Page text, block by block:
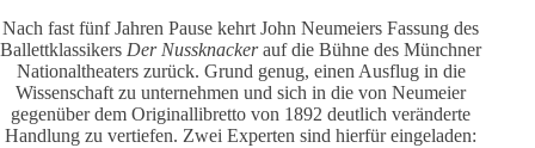
Nach fast fünf Jahren Pause kehrt John Neumeiers Fassung des
Ballettklassikers Der Nussknackerauf die Bühne des Münchner
Nationaltheaters zurück. Grund genug, einen Ausflug in die
Wissenschaft zu unternehmen und sich in die von Neumeier
gegenüber dem Originallibretto von 1892 deutlich veränderte
Handlung zu vertiefen. Zwei Experten sind hierfür eingeladen: